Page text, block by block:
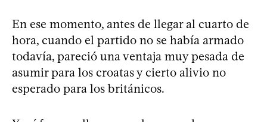
En ese momento, antes de llegar al cuarto de
hora, cuando el partido no se había armado
todavía, pareció una ventaja muy pesada de
asumir para los croatas y cierto alivio no
esperado para los británicos.